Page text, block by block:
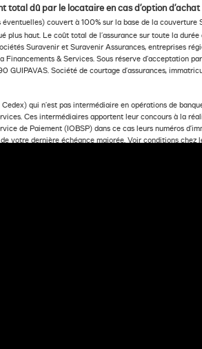
total dû par le locataire en cas d’option
couvert à 100% sur la base de la
plus haut. Le coût total de l’assurance sur toute la durée
Suravenir et Suravenir Assurances, entreprises
& Services. Sous réserve d’acceptation
Société de courtage d’assurances,
qui n’est pas intermédiaire en opérations de
Ces intermédiaires apportent leur concours à la
de Paiement (IOBSP) dans ce cas leurs numéros
votre dernière échéance majorée. Voir conditions chez